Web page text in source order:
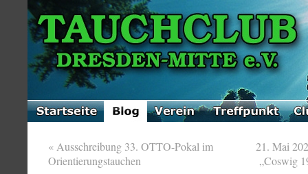
« Ausschreibung 33. OTTO-Pokal im
Orientierungstauchen
21. Mai
„Coswig